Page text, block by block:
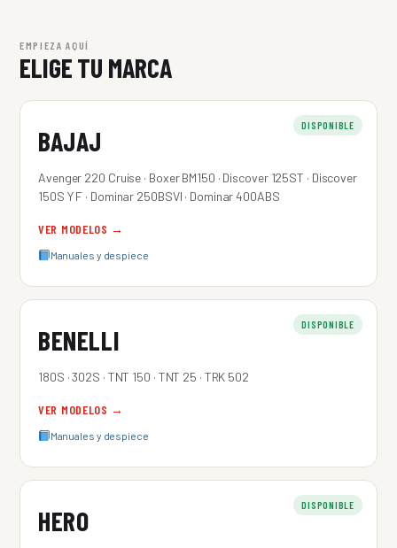
EMPIEZA AQUÍ
ELIGE TU MARCA
DISPONIBLE
BAJAJ
Avenger 220 Cruise · Boxer BM150 · Discover 125ST · Discover
150S Y F · Dominar 250BSVI · Dominar 400ABS
VER MODELOS →
Manuales y despiece
DISPONIBLE
BENELLI
180S · 302S · TNT 150 · TNT 25 · TRK 502
VER MODELOS →
Manuales y despiece
DISPONIBLE
HERO